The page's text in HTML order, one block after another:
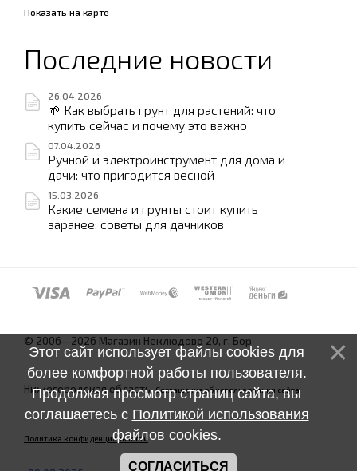
Показать на карте
Последние новости
26.04.2026
🌱 Как выбрать грунт для растений: что
купить сейчас и почему это важно
07.04.2026
Ручной и электроинструмент для дома и
дачи: что пригодится весной
15.03.2026
Какие семена и грунты стоит купить
заранее: советы для дачников
© 2006—2026 Магазин Неклюдово 20, г. Бор
Нижегородская область.Соглашение об использовании сайта
Политика конфиденциальности
Этот сайт использует файлы cookies для
более комфортной работы пользователя.
Продолжая просмотр страниц сайта, вы
соглашаетесь с Политикой использования
файлов cookies.
СОГЛАСИТЬСЯ